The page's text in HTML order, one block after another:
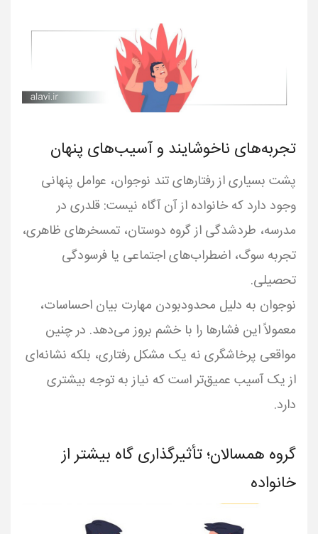
تجربه‌های ناخوشایند و آسیب‌های پنهان
پشت بسیاری از رفتارهای تند نوجوان، عوامل پنهانی
وجود دارد که خانواده از آن آگاه نیست: قلدری در
مدرسه، طردشدگی از گروه دوستان، تمسخرهای ظاهری،
تجربه سوگ، اضطراب‌های اجتماعی یا فرسودگی
نوجوان به دلیل محدودبودن مهارت بیان احساسات،
معمولاً این فشارها را با خشم بروز می‌دهد. در چنین
مواقعی پرخاشگری نه یک مشکل رفتاری، بلکه نشانه‌ای
از یک آسیب عمیق‌تر است که نیاز به توجه بیشتری
دارد.
گروه همسالان؛ تأثیرگذاری گاه بیشتر از
خانواده